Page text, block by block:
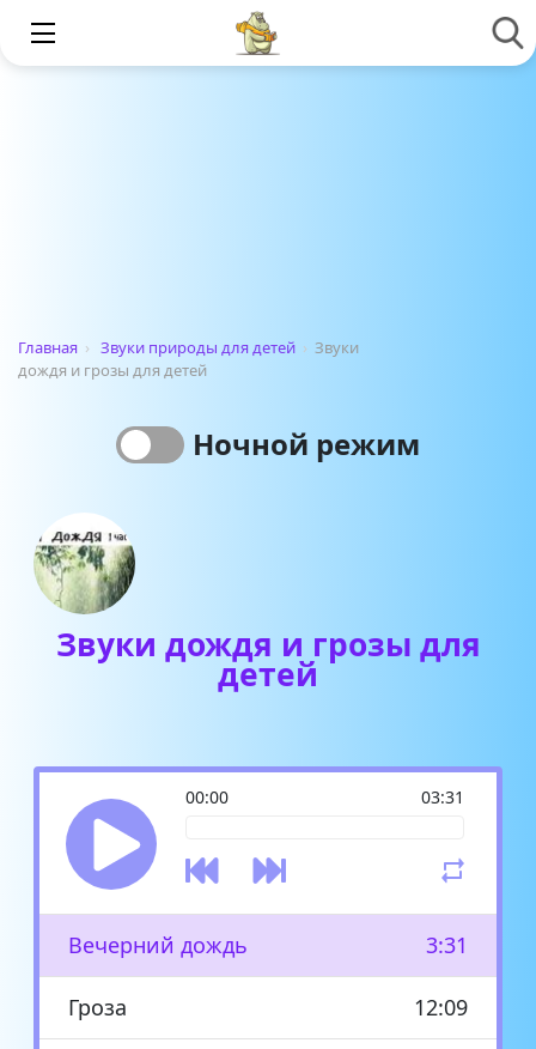
Главная › Звуки природы для детей › Звуки
дождя и грозы для детей
Ночной режим
Звуки дождя и грозы для
детей
00:00 03:31
Вечерний дождь 3:31
Гроза 12:09